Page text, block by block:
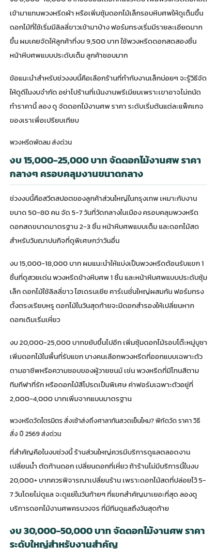
เข้ามาแทนพวงหรีดผ้า หรือเพิ่มซุ้มดอกไม้เล็กรอบหีบศพให้ดูเต็มขึ้น
ดอกไม้ที่ใช้เริ่มมีลิลลี่ขาวเข้ามาบ้าง ฟอร์มทรงเริ่มมีรายละเอียดมาก
ขึ้น ผมเคยจัดให้ลูกค้าที่งบ 9,500 บาท ใช้พวงหรีดดอกสดสองชิ้น
หน้าหีบศพแบบประดับเต็ม ลูกค้าชอบมาก
ข้อแนะนำสำหรับช่วงงบนี้คือเลือกร้านที่ทำกับงานเล็กบ่อยๆ จะรู้วิธีจัด
ให้ดูดีในงบจำกัด อย่าไปร้านที่เน้นงานพรีเมียมเพราะเขาอาจไม่ถนัด
ทำราคานี้ ลองดู จัดดอกไม้งานศพ ราคา ระดับเริ่มต้นแต่ละแพ็คเกจ
ของเราเพื่อเปรียบเทียบ
พวงหรีดพัดลม ส่งด่วน
งบ 15,000-25,000 บาท จัดดอกไม้งานศพ ราคา
กลางๆ ครอบคลุมงานขนาดกลาง
ช่วงงบนี้คือสวีตสปอตของลูกค้าส่วนใหญ่ในกรุงเทพ เหมาะกับงาน
ขนาด 50-80 คน จัด 5-7 วันที่วัดกลางในเมือง ครอบคลุมพวงหรีด
ดอกสดขนาดมาตรฐาน 2-3 ชิ้น หน้าหีบศพแบบเต็ม และดอกไม้สด
สำหรับวันฌาปนกิจที่ดูพิเศษกว่าวันอื่น
งบ 15,000-18,000 บาท ผมแนะนำให้แบ่งเป็นพวงหรีดต้อนรับแขก 1
ชิ้นที่ดูสวยเด่น พวงหรีดข้างหีบศพ 1 ชิ้น และหน้าหีบศพแบบประดับซุ้ม
เล็ก ดอกไม้ใช้ลิลลี่ขาว ไฮเดรนเยีย คาร์เนชั่นใหญ่ผสมกัน ฟอร์มทรง
ตั้งตรงเรียบหรู ดอกไม้ในวันสุดท้ายจะมีดอกสำรองให้เปลี่ยนหาก
ดอกเดิมเริ่มเหี่ยว
งบ 20,000-25,000 บาทขยับขึ้นไปอีก เพิ่มซุ้มดอกไม้รอบโต๊ะหมู่บูชา
เพิ่มดอกไม้ในพื้นที่รับแขก บางคนเลือกพวงหรีดที่ออกแบบเฉพาะตัว
ตามอาชีพหรือความชอบของผู้วายชนม์ เช่น พวงหรีดที่มีโทนสีตาม
ทีมกีฬาที่รัก หรือดอกไม้สีโปรดเป็นพิเศษ ค่าฟอร์มเฉพาะตัวอยู่ที่
2,000-4,000 บาทเพิ่มจากแบบมาตรฐาน
พวงหรีดวัดไตรมิตร สั่งเช้าส่งถึงศาลาทันสวดเย็นไหม? พิกัดวัด ราคา วิธี
สั่ง ปี 2569 ส่งด่วน
ที่สำคัญคือในงบช่วงนี้ ร้านส่วนใหญ่ควรมีบริการดูแลตลอดงาน
เปลี่ยนน้ำ ตัดก้านดอก เปลี่ยนดอกที่เหี่ยว ถ้าร้านไม่มีบริการนี้ในงบ
20,000+ บาทควรพิจารณาเปลี่ยนร้าน เพราะดอกไม้สดที่ปล่อยไว้ 5-
7 วันโดยไม่ดูแล จะดูแย่ในวันท้ายๆ ที่แขกสำคัญมาเยอะที่สุด ลองดู
บริการดอกไม้งานศพครบวงจร ที่มีทีมดูแลถึงวันสุดท้าย
งบ 30,000-50,000 บาท จัดดอกไม้งานศพ ราคา
ระดับใหญ่สำหรับงานสำคัญ